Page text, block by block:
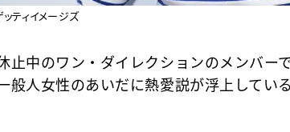
ッティイメージズ
止中のワン・ダイレクションのメンバー
般人女性のあいだに熱愛説が浮上してい